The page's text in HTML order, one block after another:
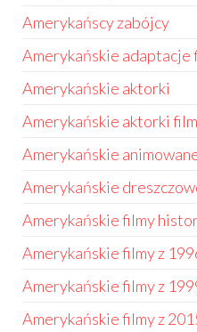
Amerykańscy zabójcy
Amerykańskie adaptacje
Amerykańskie aktorki
Amerykańskie aktorki
Amerykańskie
Amerykańskie
Amerykańskie filmy
Amerykańskie filmy z
Amerykańskie filmy z
Amerykańskie filmy z